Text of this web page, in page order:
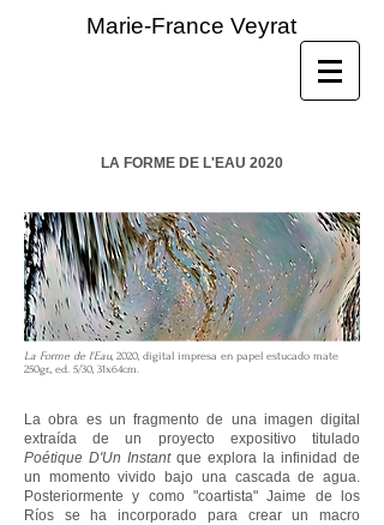
Marie-France Veyrat
LA FORME DE L'EAU 2020
La Forme de l'Eau, 2020, digital impresa en papel estucado mate
250gr., ed. 5/30, 31x64cm.
La obra es un fragmento de una imagen digital
extraída de un proyecto expositivo titulado
Poétique D'Un Instantque explora la infinidad de
un momento vivido bajo una cascada de agua.
Posteriormente y como "coartista" Jaime de los
Ríos se ha incorporado para crear un macro